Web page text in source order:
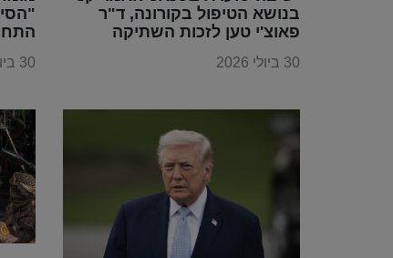
30 ביולי 2026
בנושא הטיפול בקורונה, ד"ר
פאוצ'י טען לזכות השתיקה
30 ביולי 2026